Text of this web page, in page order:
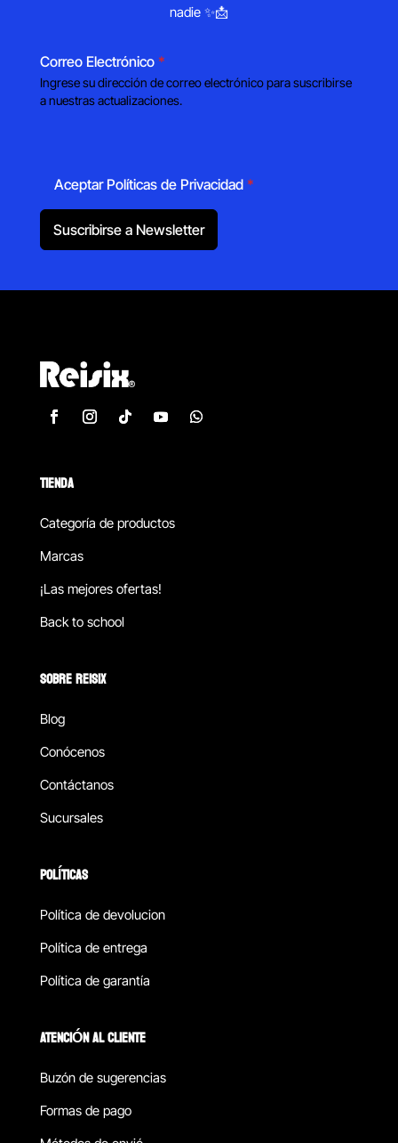
nadie ✨📩
Correo Electrónico *
Ingrese su dirección de correo electrónico para suscribirse
a nuestras actualizaciones.
Aceptar Políticas de Privacidad *
Suscribirse a Newsletter
TIENDA
Categoría de productos
Marcas
¡Las mejores ofertas!
Back to school
SOBRE REISIX
Blog
Conócenos
Contáctanos
Sucursales
POLÍTICAS
Política de devolucion
Política de entrega
Política de garantía
ATENCIÓN AL CLIENTE
Buzón de sugerencias
Formas de pago